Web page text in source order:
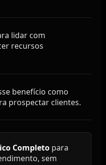
lidar com
recursos
benefício como
prospectar clientes.
Completo para
sem